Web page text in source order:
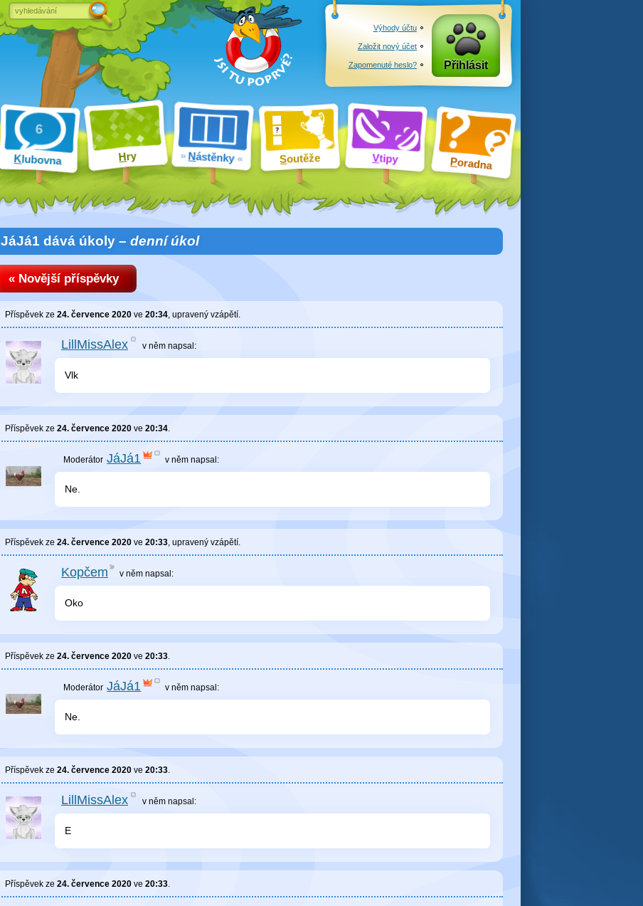
Klubovna Hry Nástěnky Soutěže Vtipy Poradna
Výhody účtu
Založit nový účet
Zapomenuté heslo? Přihlásit
JáJá1 dává úkoly –denní úkol
« Novější příspěvky
Příspěvek ze 24. července 2020 ve 20:34, upravený vzápětí.
LillMissAlex v němnapsal:
Vlk
Příspěvek ze 24. července 2020 ve 20:34.
JáJá1 v něm napsal:
Ne.
Příspěvek ze 24. července 2020 ve 20:33, upravený vzápětí.
Kopčem v něm napsal:
Oko
Příspěvek ze 24. července 2020 ve 20:33.
JáJá1 v něm napsal:
Ne.
Příspěvek ze 24. července 2020 ve 20:33.
LillMissAlex v němnapsal:
E
Příspěvek ze 24. července 2020 ve 20:33.